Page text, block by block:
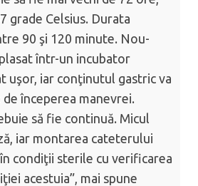
grade Celsius. Durata
90 şi 120 minute. Nou-
într-un incubator
uşor, iar conţinutul gastric va
începerea manevrei.
să fie continuă. Micul
iar montarea cateterului
condiţii sterile cu verificarea
acestuia”, mai spune